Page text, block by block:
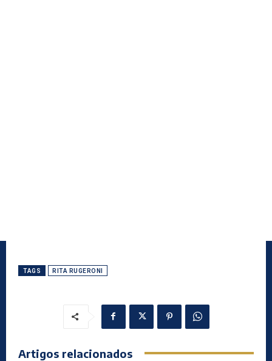
TAGS RITA RUGERONI
Artigos relacionados